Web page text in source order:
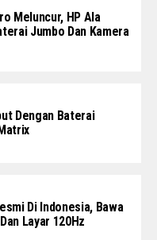
Meluncur, HP Ala
Jumbo Dan Kamera
Dengan Baterai
Di Indonesia, Bawa
Layar 120Hz